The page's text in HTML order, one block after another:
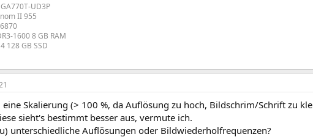
UD3P
II 955
1600 8 GB RAM
128 GB SSD
eine Skalierung (> 100 %, da Auflösung zu hoch, Bildschrim/Schrift zu
sieht's bestimmt besser aus, vermute ich.
unterschiedliche Auflösungen oder Bildwiederholfrequenzen?